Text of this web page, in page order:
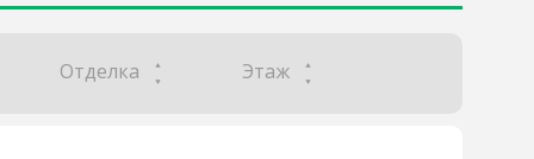
Отделка Этаж